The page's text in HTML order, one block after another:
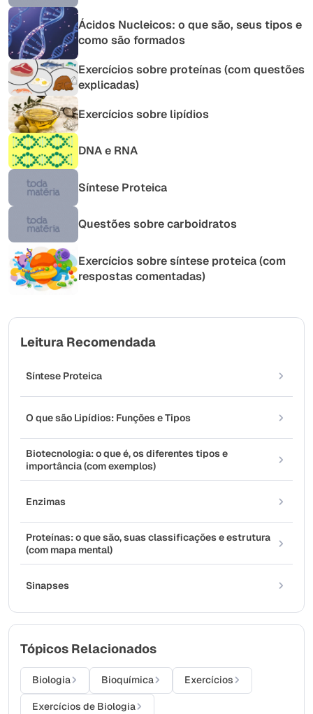
Ácidos Nucleicos: o que são, seus tipos e
como são formados
Exercícios sobre proteínas (com questões
explicadas)
Exercícios sobre lipídios
DNA e RNA
Síntese Proteica
Questões sobre carboidratos
Exercícios sobre síntese proteica (com
respostas comentadas)
Leitura Recomendada
Síntese Proteica
O que são Lipídios: Funções e Tipos
Biotecnologia: o que é, os diferentes tipos e
importância (com exemplos)
Enzimas
Proteínas: o que são, suas classificações e estrutura
(com mapa mental)
Sinapses
Tópicos Relacionados
Biologia Bioquímica Exercícios
Exercícios de Biologia